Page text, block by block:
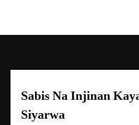
Sabis Na Injinan
Siyarwa